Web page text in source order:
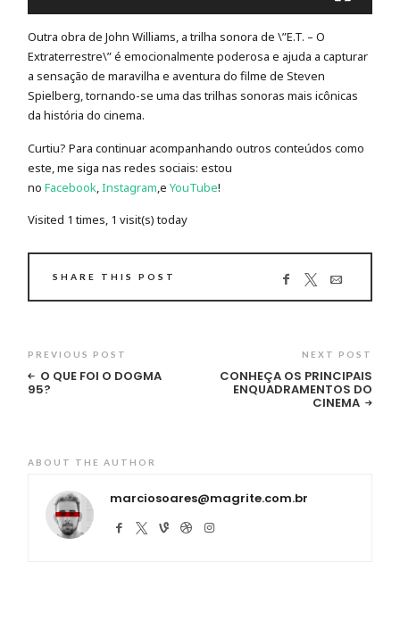
Outra obra de John Williams, a trilha sonora de \”E.T. – O
Extraterrestre\” é emocionalmente poderosa e ajuda a capturar
a sensação de maravilha e aventura do filme de Steven
Spielberg, tornando-se uma das trilhas sonoras mais icônicas
da história do cinema.
Curtiu? Para continuar acompanhando outros conteúdos como
este, me siga nas redes sociais: estou
noFacebook,Instagram,eYouTube!
Visited 1 times, 1 visit(s) today
SHARE THIS POST
PREVIOUS POST
O QUE FOI O DOGMA
95?
NEXT POST
CONHEÇA OS PRINCIPAIS
ENQUADRAMENTOS DO
CINEMA
ABOUT THE AUTHOR
marciosoares@magrite.com.br